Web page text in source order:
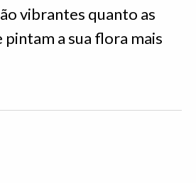
vibrantes quanto as
a sua flora mais